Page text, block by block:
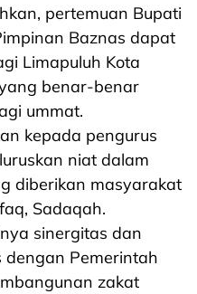
pertemuan Bupati
Baznas dapat
Limapuluh Kota
benar-benar
ummat.
kepada pengurus
niat dalam
diberikan masyarakat
Sadaqah.
sinergitas dan
Pemerintah
zakat